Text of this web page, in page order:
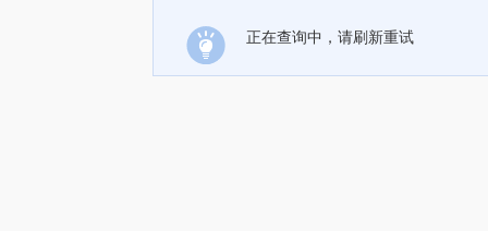
正在查询中，请刷新重试